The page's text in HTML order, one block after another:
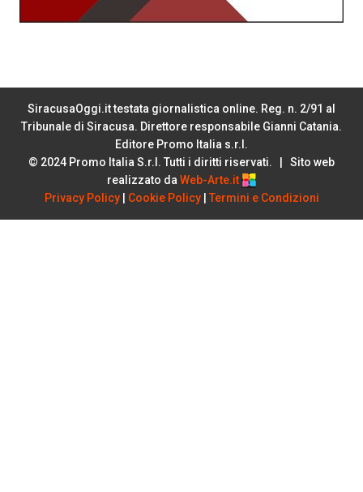
SiracusaOggi.it testata giornalistica online. Reg. n. 2/91 al
Tribunale di Siracusa. Direttore responsabile Gianni Catania.
Editore Promo Italia s.r.l.
© 2024 Promo Italia S.r.l. Tutti i diritti riservati. | Sito web
realizzato da Web-Arte.it
Privacy Policy| Cookie Policy| Termini e Condizioni